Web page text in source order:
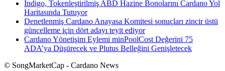
Indigo, Tokenleştirilmiş ABD Hazine Bonolarını Cardano Yol
Haritasında Tutuyor
Denetlenmiş Cardano Anayasa Komitesi sonuçları zincir üstü
güncelleme için dört adayı teyit ediyor
Cardano Yönetişim Eylemi minPoolCost Değerini 75
ADA’ya Düşürecek ve Plutus Belleğini Genişletecek
© SongMarketCap - Cardano News